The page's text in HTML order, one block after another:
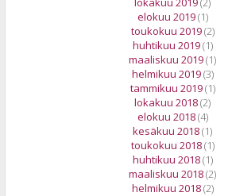
elokuu 2019(1)
toukokuu 2019(2)
huhtikuu 2019(1)
maaliskuu 2019(1)
helmikuu 2019(3)
tammikuu 2019(1)
lokakuu 2018(2)
elokuu 2018(4)
kesäkuu 2018(1)
toukokuu 2018(1)
huhtikuu 2018(1)
maaliskuu 2018(2)
helmikuu 2018(2)